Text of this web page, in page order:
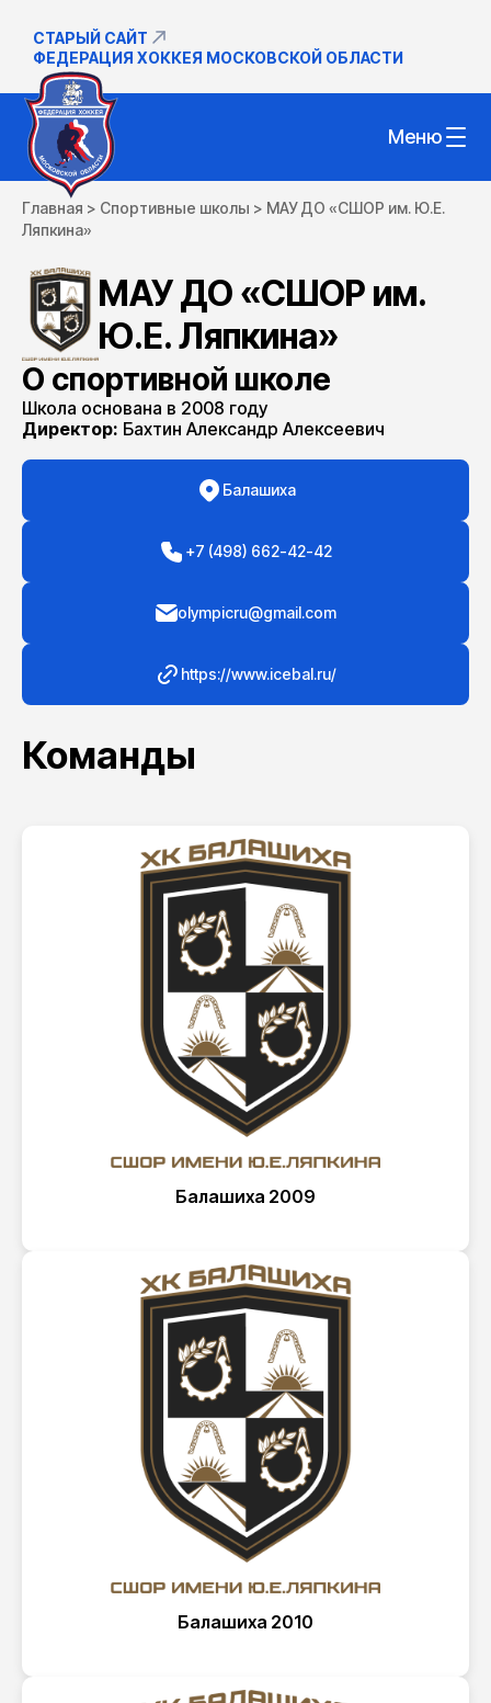
СТАРЫЙ САЙТ
ФЕДЕРАЦИЯ ХОККЕЯ МОСКОВСКОЙ ОБЛАСТИ
Меню
Главная > Спортивные школы > МАУ ДО «СШОР им. Ю.Е.
Ляпкина»
МАУ ДО «СШОР им.
Ю.Е. Ляпкина»
О спортивной школе
Школа основана в 2008 году
Директор: Бахтин Александр Алексеевич
Балашиха
+7 (498) 662-42-42
olympicru@gmail.com
https://www.icebal.ru/
Команды
Балашиха 2009
Балашиха 2010